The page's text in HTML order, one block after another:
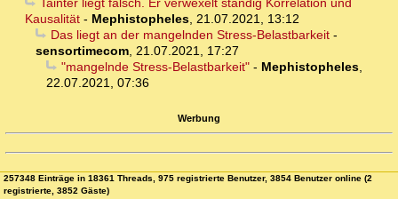
Tainter liegt falsch. Er verwexelt ständig Korrelation und
Kausalität - Mephistopheles, 21.07.2021, 13:12
Das liegt an der mangelnden Stress-Belastbarkeit-
sensortimecom, 21.07.2021, 17:27
"mangelnde Stress-Belastbarkeit"- Mephistopheles,
22.07.2021, 07:36
Werbung
257348 Einträge in 18361 Threads, 975 registrierte Benutzer, 3854 Benutzer online (2
registrierte, 3852 Gäste)